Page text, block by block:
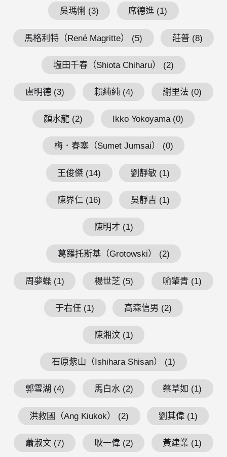
吳瑪悧 (3) 席德進 (1)
馬格利特（René Magritte） (5) 莊普 (8)
塩田千春（Shiota Chiharu） (2)
盧明德 (3) 賴純純 (4) 謝里法 (0)
顏水龍 (2) Ikko Yokoyama (0)
梅．春塞（Sumet Jumsai） (0)
王俊傑 (14) 劉靜敏 (1)
陳界仁 (16) 吳靜吉 (1)
陳明才 (1)
葛羅托斯基（Grotowski） (2)
周夢蝶 (1) 楊世芝 (5) 喻肇青 (1)
于右任 (1) 高森信男 (2)
陳湘汶 (1)
石原紫山（Ishihara Shisan） (1)
郭雪湖 (4) 馬白水 (2) 蔡草如 (1)
洪救國（Ang Kiukok） (2) 劉其偉 (1)
蕭淑文 (7) 耿一偉 (2) 黃建業 (1)